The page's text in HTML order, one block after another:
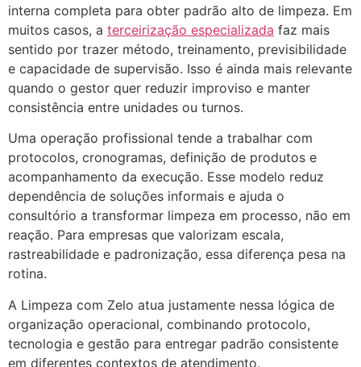
interna completa para obter padrão alto de limpeza. Em
muitos casos, a terceirização especializada faz mais
sentido por trazer método, treinamento, previsibilidade
e capacidade de supervisão. Isso é ainda mais relevante
quando o gestor quer reduzir improviso e manter
consistência entre unidades ou turnos.
Uma operação profissional tende a trabalhar com
protocolos, cronogramas, definição de produtos e
acompanhamento da execução. Esse modelo reduz
dependência de soluções informais e ajuda o
consultório a transformar limpeza em processo, não em
reação. Para empresas que valorizam escala,
rastreabilidade e padronização, essa diferença pesa na
rotina.
A Limpeza com Zelo atua justamente nessa lógica de
organização operacional, combinando protocolo,
tecnologia e gestão para entregar padrão consistente
em diferentes contextos de atendimento.